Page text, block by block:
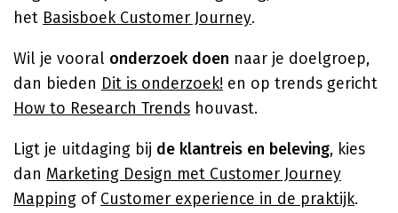
het Basisboek Customer Journey.
Wil je vooral onderzoek doen naar je doelgroep,
dan bieden Dit is onderzoek! en op trends gericht
How to Research Trends houvast.
Ligt je uitdaging bij de klantreis en beleving, kies
dan Marketing Design met Customer Journey
Mapping of Customer experience in de praktijk.